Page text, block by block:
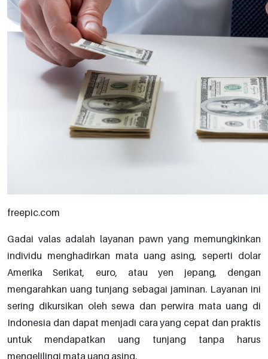
freepic.com
Gadai valas adalah layanan pawn yang memungkinkan
individu menghadirkan mata uang asing, seperti dolar
Amerika Serikat, euro, atau yen jepang, dengan
mengarahkan uang tunjang sebagai jaminan. Layanan ini
sering dikursikan oleh sewa dan perwira mata uang di
Indonesia dan dapat menjadi cara yang cepat dan praktis
untuk mendapatkan uang tunjang tanpa harus
mengelilingi mata uang asing.